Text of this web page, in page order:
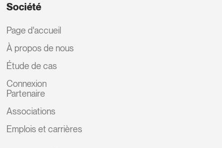
Société
Page d'accueil
À propos de nous
Étude de cas
Connexion
Partenaire
Associations
Emplois et carrières